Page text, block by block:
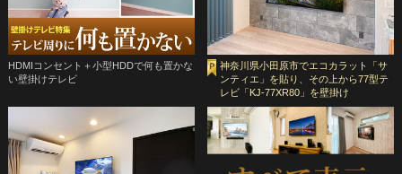
HDMIコンセント＋小型HDDで何も置かな
い壁掛けテレビ
神奈川県小田原市でエコカラット「サ
ンティエ」を貼り、その上から77型テ
レビ「KJ-77XR80」を壁掛け